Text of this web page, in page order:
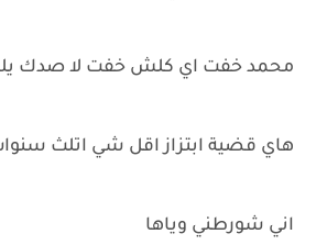
محمد خفت اي كلش خفت لا صدك
هاي قضية ابتزاز اقل شي اتلث
اني شورطني وياها